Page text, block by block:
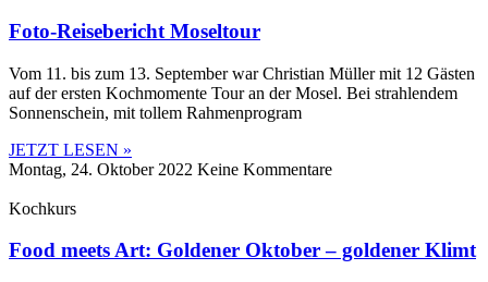
Foto-Reisebericht Moseltour
Vom 11. bis zum 13. September war Christian Müller mit 12 Gästen
auf der ersten Kochmomente Tour an der Mosel. Bei strahlendem
Sonnenschein, mit tollem Rahmenprogram
JETZT LESEN »
Montag, 24. Oktober 2022 Keine Kommentare
Kochkurs
Food meets Art: Goldener Oktober – goldener Klimt